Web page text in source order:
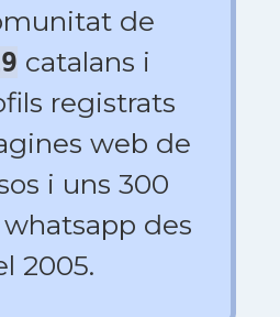
de
catalans i
registrats
web de
i uns 300
des
2005.